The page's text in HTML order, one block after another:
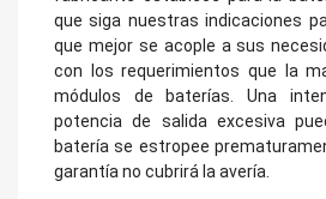
que siga nuestras indicaciones
que mejor se acople a sus
con los requerimientos que la
módulos de baterías. Una
potencia de salida excesiva
batería se estropee
garantía no cubrirá la avería.